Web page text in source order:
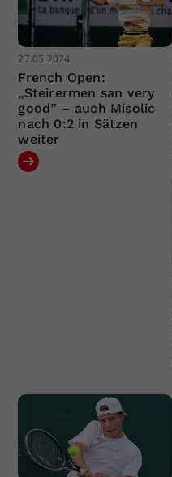
27.05.2024
French Open:
„Steirermen san very
good” – auch Misolic
nach 0:2 in Sätzen
weiter